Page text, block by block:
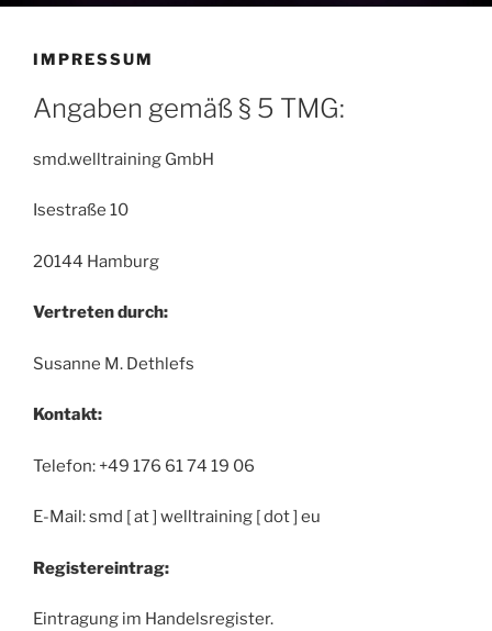
IMPRESSUM
Angaben gemäß § 5 TMG:
smd.welltraining GmbH
Isestraße 10
20144 Hamburg
Vertreten durch:
Susanne M. Dethlefs
Kontakt:
Telefon: +49 176 61 74 19 06
E-Mail: smd [ at ] welltraining [ dot ] eu
Registereintrag:
Eintragung im Handelsregister.